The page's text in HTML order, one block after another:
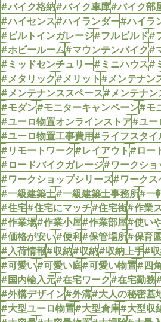
#バイク格納#バイク車庫#バイク部
#ハイセンス#ハイランダー#ハイラ
#ビルトインガレージ#フルビルド#
#ホビールーム#マウンテンバイク#
#ミッドセンチュリー#ミニハウス#
#メタリック#メリット#メンテナン
#メンテナンススペース#メンテナン
#モダン#モニターキャンペーン#モ
#ユーロ物置オンラインストア#ユー
#ユーロ物置工事費用#ライフスタイ
#リモートワーク#レイアウト#ロー
#ロードバイクガレージ#ワークショ
#ワークショップシリーズ#ワークス
#一級建築士#一級建築士事務所#一
#住宅#住宅にマッチ#住宅街#作業
#作業場#作業小屋#作業部屋#使い
#価格が安い#便利#保管場所#保育園
#入荷情報#収納#収納#収納上手#
#可愛い#可愛い庭#可愛い物置#四
#国内輸入元#在宅ワーク#在宅勤務
#外構デザイン#外溝#大人の秘密基
#大型ユーロ物置#大型倉庫#大型収